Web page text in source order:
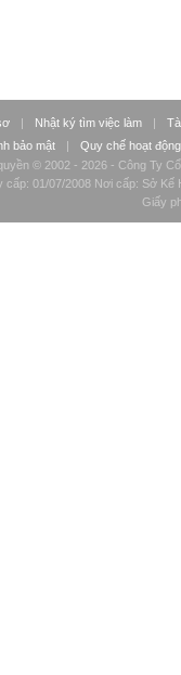
| Nhật ký tìm việc làm |
bảo mật |
Quy chế hoạt động
© 2002 - 2026 - Công Ty
cấp: 01/07/2008 Nơi cấp: Sở
Giấy